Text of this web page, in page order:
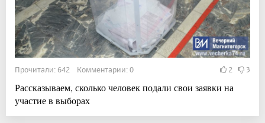
Прочитали: 642 Комментарии: 0 2 3
Рассказываем, сколько человек подали свои заявки на
участие в выборах